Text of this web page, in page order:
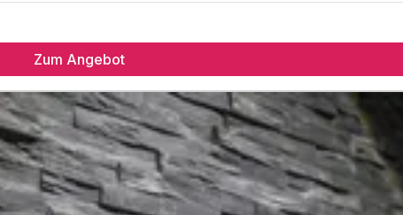
Zum Angebot